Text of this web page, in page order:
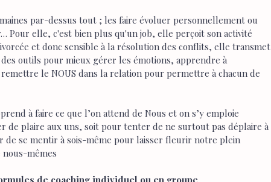
par-dessus tout ; les faire évoluer personnellement ou
Pour elle, c'est bien plus qu'un job, elle perçoit son activité
et donc sensible à la résolution des conflits, elle transmet
outils pour mieux gérer les émotions, apprendre à
le NOUS dans la relation pour permettre à chacun de
à faire ce que l’on attend de Nous et on s’y emploie
de plaire aux uns, soit pour tenter de ne surtout pas déplaire à
se mentir à sois-même pour laisser fleurir notre plein
mêmes
de coaching individuel ou en groupe